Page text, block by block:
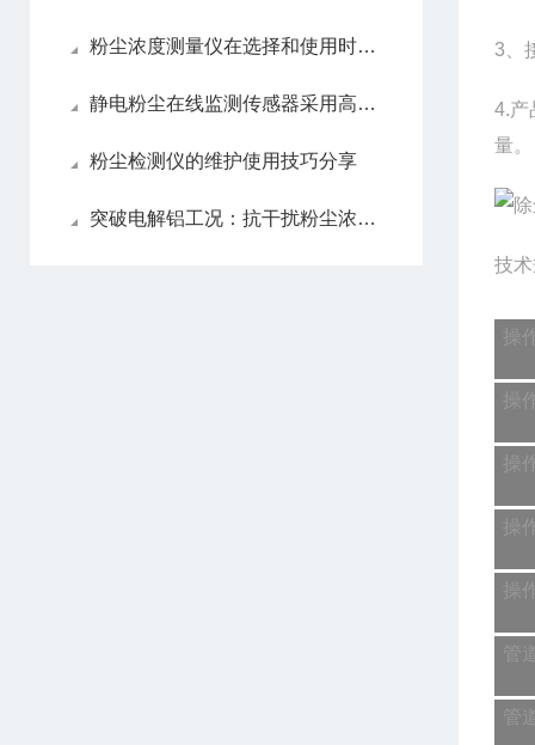
粉尘浓度测量仪在选择和使用时的注意事项
静电粉尘在线监测传感器采用高可靠性的设计
粉尘检测仪的维护使用技巧分享
突破电解铝工况：抗干扰粉尘浓度监测方案实现稳定运行
3、
4.产
量。
技
操
操
操
操
操
管
管